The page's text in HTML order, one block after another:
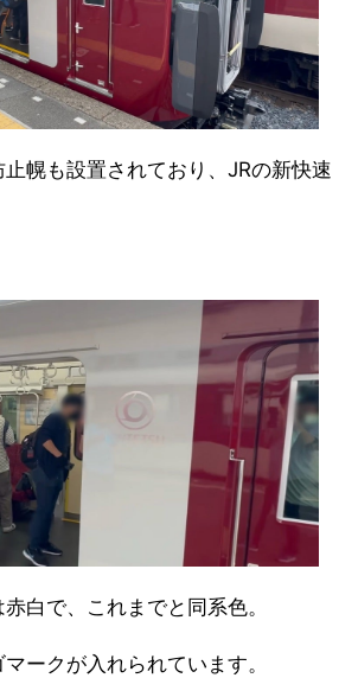
幌も設置されており、JRの新快速
白で、これまでと同系色。
ークが入れられています。